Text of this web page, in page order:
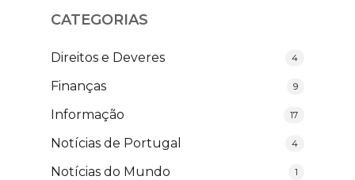
CATEGORIAS
Direitos e Deveres 4
Finanças 9
Informação 17
Notícias de Portugal 4
Notícias do Mundo 1